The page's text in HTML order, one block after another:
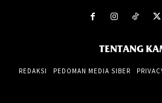
TENTANG
REDAKSI PEDOMAN MEDIA SIBER